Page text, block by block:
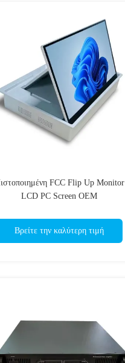
FCC Flip Up Monitor
LCD PC Screen OEM
Βρείτε την καλύτερη τιμή